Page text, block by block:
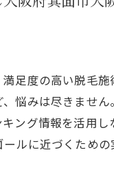
足度の高い脱毛
悩みは尽きませ
ング情報を活用
ルに近づくための